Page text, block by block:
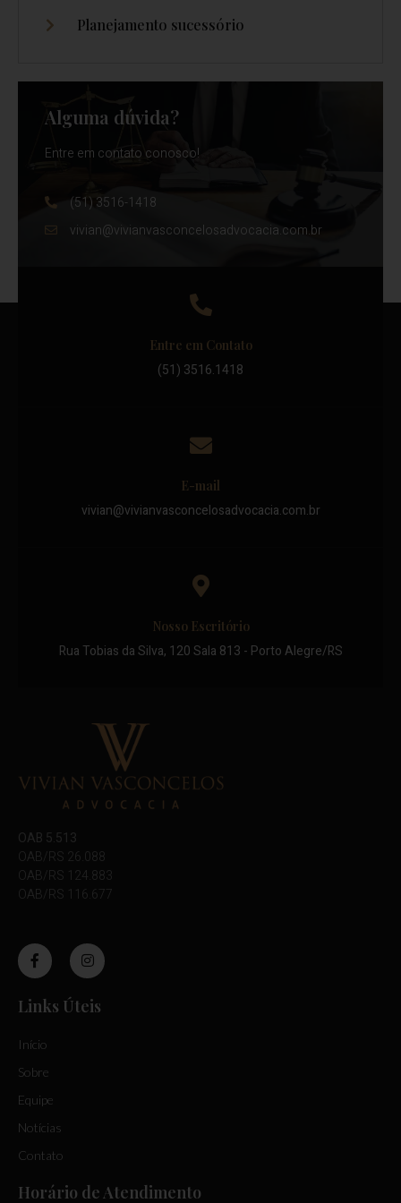
Planejamento sucessório
Alguma dúvida?
Entre em contato conosco!
(51) 3516-1418
vivian@vivianvasconcelosadvocacia.com.br
Entre em Contato
(51) 3516.1418
E-mail
vivian@vivianvasconcelosadvocacia.com.br
Nosso Escritório
Rua Tobias da Silva, 120 Sala 813 - Porto Alegre/RS
OAB 5.513
OAB/RS 26.088
OAB/RS 124.883
OAB/RS 116.677
Links Úteis
Início
Sobre
Equipe
Notícias
Contato
Horário de Atendimento